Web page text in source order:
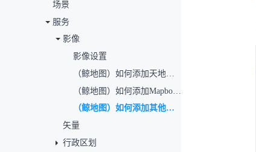
场景
服务
影像
影像设置
（鲸地图）如何添加Mapbox影像？
（鲸地图）如何添加其他地图影像？
矢量
行政区划